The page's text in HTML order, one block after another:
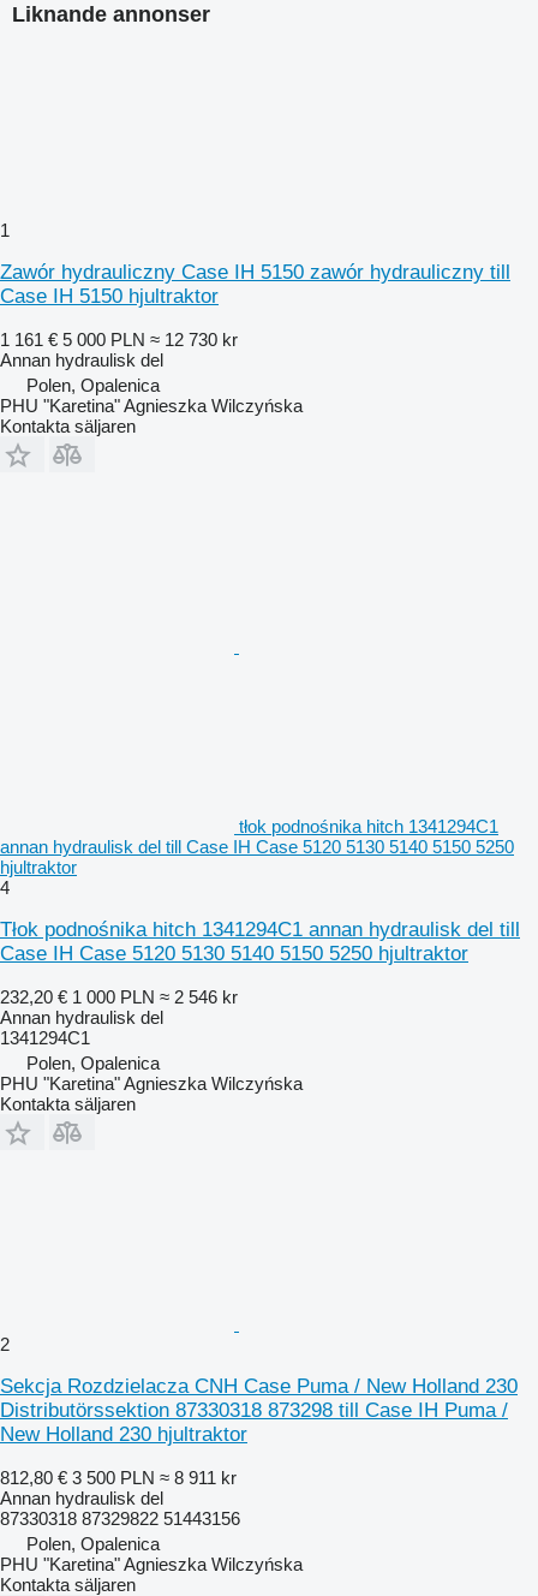
Liknande annonser
1
Zawór hydrauliczny Case IH 5150 zawór hydrauliczny till
Case IH 5150 hjultraktor
1 161 € 5 000 PLN ≈ 12 730 kr
Annan hydraulisk del
Polen, Opalenica
PHU "Karetina" Agnieszka Wilczyńska
Kontakta säljaren
tłok podnośnika hitch 1341294C1
annan hydraulisk del till Case IH Case 5120 5130 5140 5150 5250
hjultraktor
4
Tłok podnośnika hitch 1341294C1 annan hydraulisk del till
Case IH Case 5120 5130 5140 5150 5250 hjultraktor
232,20 € 1 000 PLN ≈ 2 546 kr
Annan hydraulisk del
1341294C1
Polen, Opalenica
PHU "Karetina" Agnieszka Wilczyńska
Kontakta säljaren
2
Sekcja Rozdzielacza CNH Case Puma / New Holland 230
Distributörssektion 87330318 873298 till Case IH Puma /
New Holland 230 hjultraktor
812,80 € 3 500 PLN ≈ 8 911 kr
Annan hydraulisk del
87330318 87329822 51443156
Polen, Opalenica
PHU "Karetina" Agnieszka Wilczyńska
Kontakta säljaren